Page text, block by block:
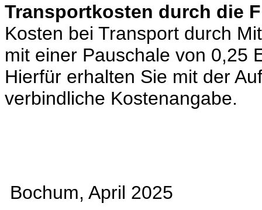
Transportkosten durch die
Kosten bei Transport durch
mit einer Pauschale von 0,25
Hierfür erhalten Sie mit der
verbindliche Kostenangabe.
Bochum, April 2025